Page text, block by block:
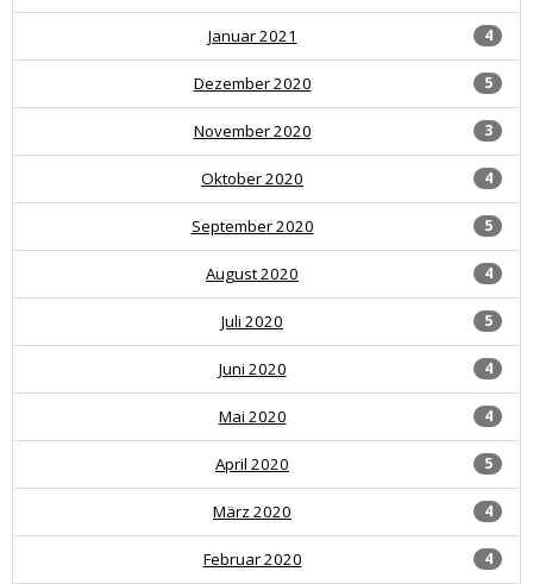
4
Januar 2021
5
Dezember 2020
3
November 2020
4
Oktober 2020
5
September 2020
4
August 2020
5
Juli 2020
4
Juni 2020
4
Mai 2020
5
April 2020
4
März 2020
4
Februar 2020